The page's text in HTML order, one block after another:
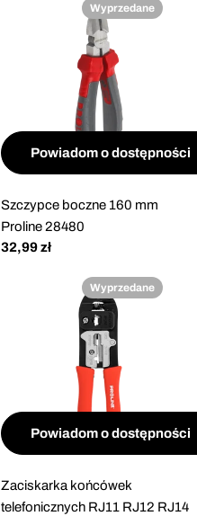
Wyprzedane
Powiadom o dostępności
Szczypce boczne 160 mm
Proline 28480
Cena
32,99 zł
Wyprzedane
Powiadom o dostępności
Zaciskarka końcówek
telefonicznych RJ11 RJ12 RJ14